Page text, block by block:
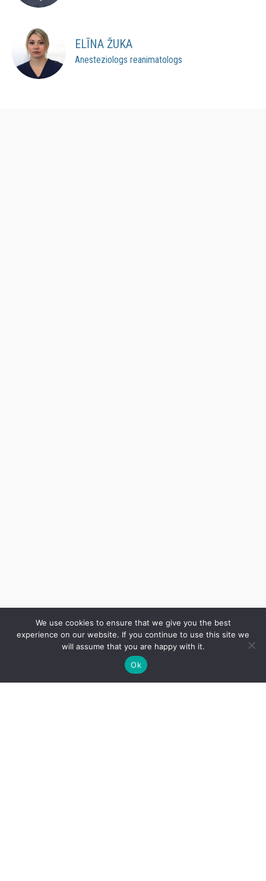
ELĪNA ŽUKA
Anesteziologs reanimatologs
We use cookies to ensure that we give you the best
experience on our website. If you continue to use this site we
will assume that you are happy with it.
Ok